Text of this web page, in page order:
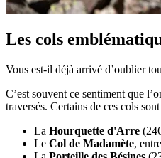
Les cols
Vous est-il déjà arrivé d’oublier
C’est souvent ce sentiment que
traversés. Certains de ces cols
La Hourquette d'Arre
Le Col de Madamète,